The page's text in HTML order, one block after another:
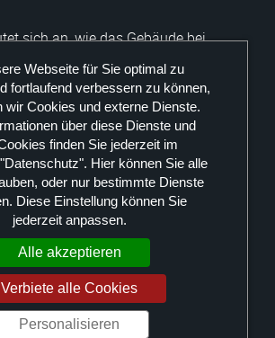
sich an, wie das Gebäude bei
aussehen wird. Die anthrazitfarbene
der sich der Fertigungsbereich
erkennbar. Bald werden noch die
aus sibirischer Lärche für den
Bereich sowie das umlaufende
Firmenfarbe Orange folgen. Rund 30
Baufirmen sind an dem Projekt
investieren die Deutschen
vier Millionen Euro am neuen
die Geschäftsentwicklung dieses
weiterhin so erfolgreich verlaufen,
im Großröhrsdorfer
ausreichend Platz für weitere
Webseite für Sie optimal zu
fortlaufend verbessern zu können,
wir Cookies und externe Dienste.
über diese Dienste und
finden Sie jederzeit im
Hier können Sie alle
oder nur bestimmte Dienste
Diese Einstellung können Sie
jederzeit anpassen.
Alle akzeptieren
Verbiete alle Cookies
Personalisieren